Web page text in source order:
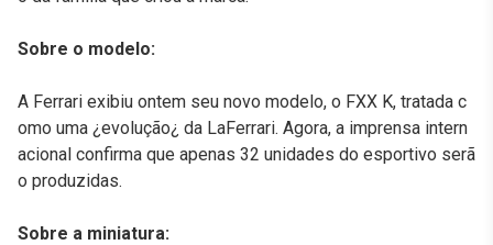
Sobre o modelo:
A Ferrari exibiu ontem seu novo modelo, o FXX K, tratada c
omo uma ¿evolução¿ da LaFerrari. Agora, a imprensa intern
acional confirma que apenas 32 unidades do esportivo serã
o produzidas.
Sobre a miniatura: